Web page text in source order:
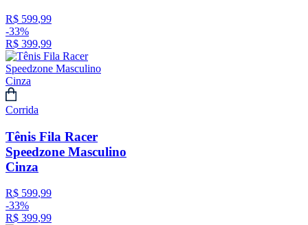
R$ 599,99
-33%
R$ 399,99
Corrida
Tênis Fila Racer
Speedzone Masculino
Cinza
R$ 599,99
-33%
R$ 399,99